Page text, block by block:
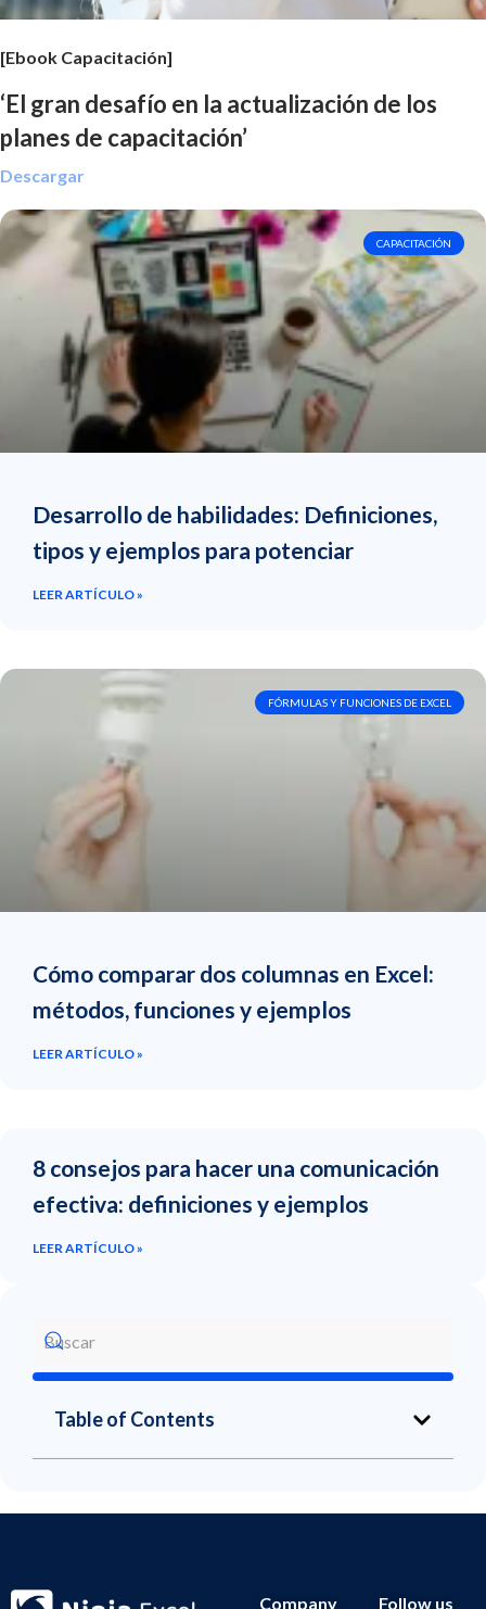
[Ebook Capacitación]
‘El gran desafío en la actualización de los
planes de capacitación’
Descargar
CAPACITACIÓN
Desarrollo de habilidades: Definiciones,
tipos y ejemplos para potenciar
LEER ARTÍCULO »
FÓRMULAS Y FUNCIONES DE EXCEL
Cómo comparar dos columnas en Excel:
métodos, funciones y ejemplos
LEER ARTÍCULO »
8 consejos para hacer una comunicación
efectiva: definiciones y ejemplos
LEER ARTÍCULO »
Table of Contents
Company Follow us